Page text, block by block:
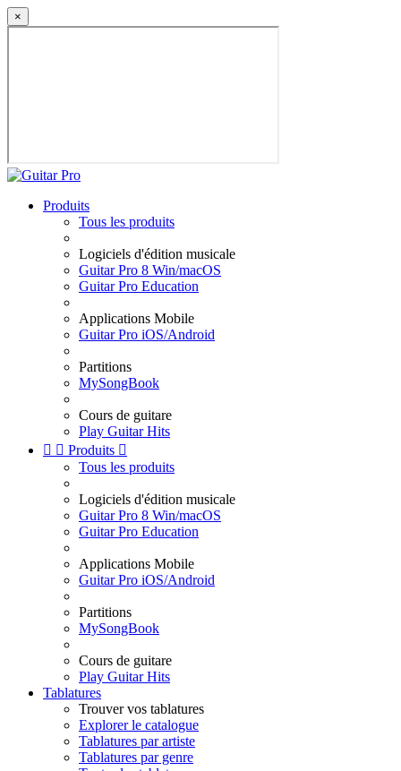
×
Produits
Tous les produits
Logiciels d'édition musicale
Guitar Pro 8 Win/macOS
Guitar Pro Education
Applications Mobile
Guitar Pro iOS/Android
Partitions
MySongBook
Cours de guitare
Play Guitar Hits
  Produits 
Tous les produits
Logiciels d'édition musicale
Guitar Pro 8 Win/macOS
Guitar Pro Education
Applications Mobile
Guitar Pro iOS/Android
Partitions
MySongBook
Cours de guitare
Play Guitar Hits
Tablatures
Trouver vos tablatures
Explorer le catalogue
Tablatures par artiste
Tablatures par genre